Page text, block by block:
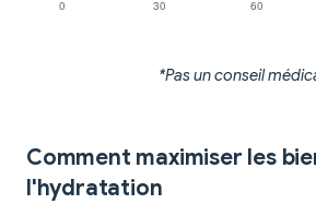
*Pas un conseil
Comment maximiser les
l'hydratation